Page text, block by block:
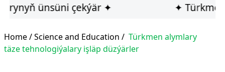
ünsüni çekýär ✦
✦ Türkmen
Home /Science and Education / Türkmen alymlary
täze tehnologiýalary işläp düzýärler